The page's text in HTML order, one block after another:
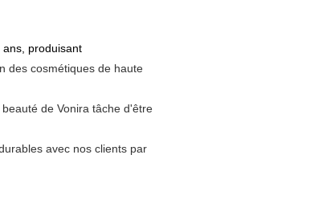
produisant
des cosmétiques de haute
de Vonira tâche d'être
avec nos clients par